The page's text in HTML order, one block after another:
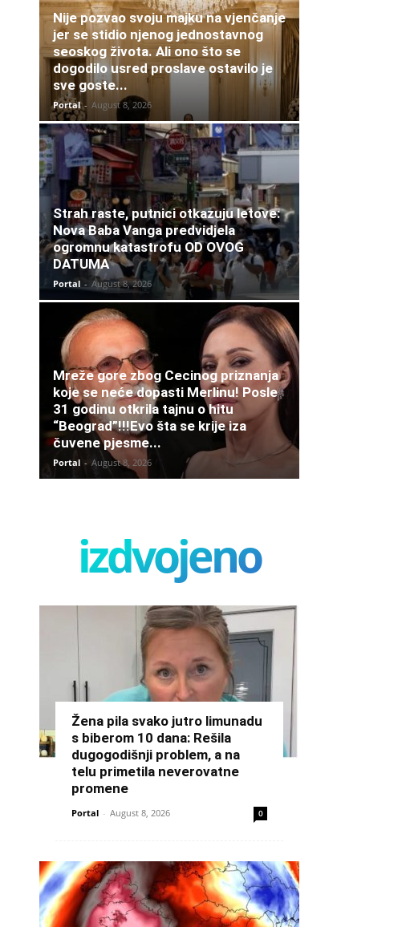
Nije pozvao svoju majku na vjenčanje
jer se stidio njenog jednostavnog
seoskog života. Ali ono što se
dogodilo usred proslave ostavilo je
sve goste...
Portal - August 8, 2026
Strah raste, putnici otkazuju letove:
Nova Baba Vanga predvidjela
ogromnu katastrofu OD OVOG
DATUMA
Portal - August 8, 2026
Mreže gore zbog Cecinog priznanja
koje se neće dopasti Merlinu! Posle
31 godinu otkrila tajnu o hitu
“Beograd”!!!Evo šta se krije iza
čuvene pjesme...
Portal - August 8, 2026
izdvojeno
Žena pila svako jutro limunadu
s biberom 10 dana: Rešila
dugogodišnji problem, a na
telu primetila neverovatne
promene
Portal - August 8, 2026 0